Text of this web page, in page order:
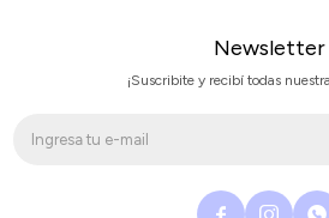
Newsletter
¡Suscribite y recibí todas
  